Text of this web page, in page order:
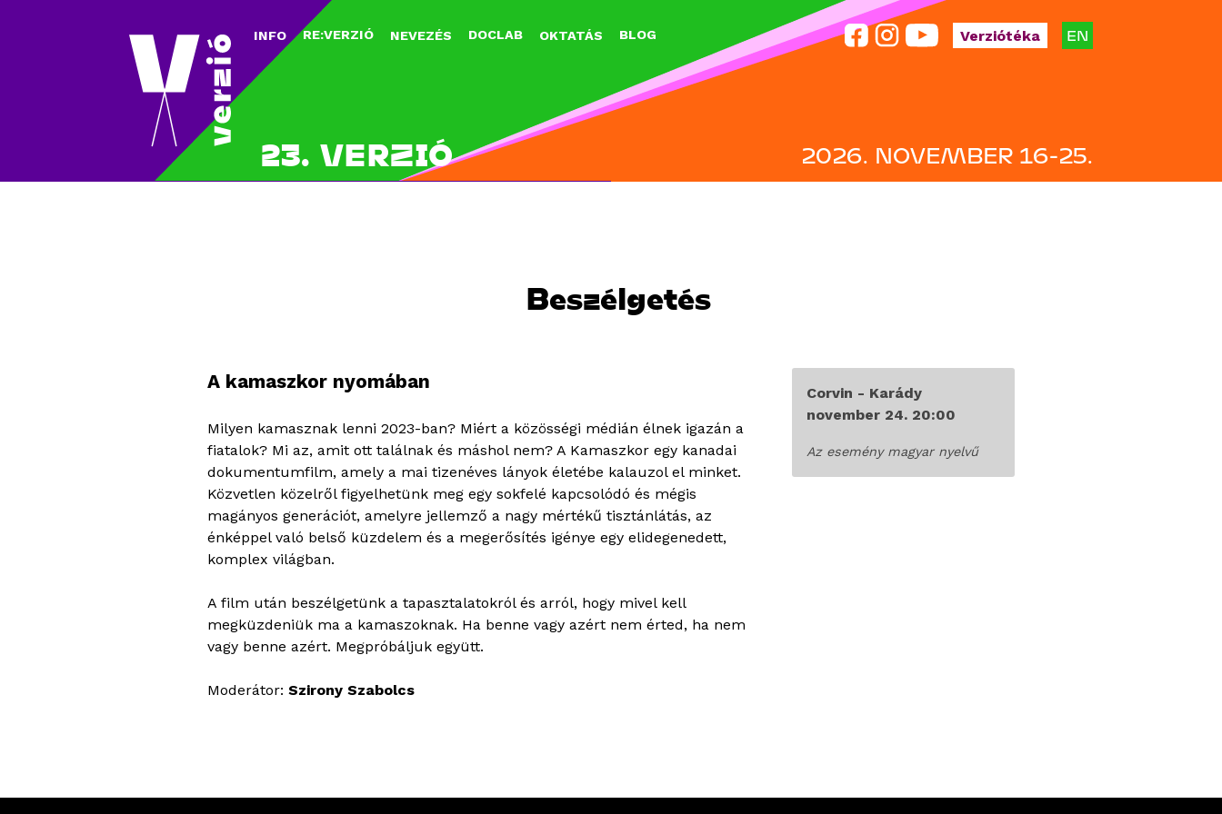
INFO RE:VERZIÓ NEVEZÉS DOCLAB OKTATÁS BLOG EN
23. VERZIÓ 2026. NOVEMBER 16-25.
Verziótéka
Beszélgetés
A kamaszkor nyomában
Milyen kamasznak lenni 2023-ban? Miért a közösségi médián élnek igazán a
fiatalok? Mi az, amit ott találnak és máshol nem? A Kamaszkor egy kanadai
dokumentumfilm, amely a mai tizenéves lányok életébe kalauzol el minket.
Közvetlen közelről figyelhetünk meg egy sokfelé kapcsolódó és mégis
magányos generációt, amelyre jellemző a nagy mértékű tisztánlátás, az
énképpel való belső küzdelem és a megerősítés igénye egy elidegenedett,
komplex világban.
A film után beszélgetünk a tapasztalatokról és arról, hogy mivel kell
megküzdeniük ma a kamaszoknak. Ha benne vagy azért nem érted, ha nem
vagy benne azért. Megpróbáljuk együtt.
Moderátor: Szirony Szabolcs
Corvin - Karády
november 24. 20:00
Az esemény magyar nyelvű